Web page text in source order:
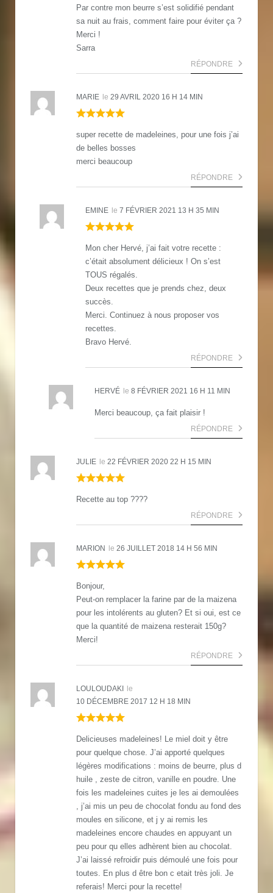
Par contre mon beurre s’est solidifié pendant
sa nuit au frais, comment faire pour éviter ça ?
Merci !
Sarra
RÉPONDRE
MARIE le 29 AVRIL 2020 16 H 14 MIN
super recette de madeleines, pour une fois j’ai
de belles bosses
merci beaucoup
RÉPONDRE
EMINE le 7 FÉVRIER 2021 13 H 35 MIN
Mon cher Hervé, j’ai fait votre recette :
c’était absolument délicieux ! On s’est
TOUS régalés.
Deux recettes que je prends chez, deux
succès.
Merci. Continuez à nous proposer vos
recettes.
Bravo Hervé.
RÉPONDRE
HERVÉ le 8 FÉVRIER 2021 16 H 11 MIN
Merci beaucoup, ça fait plaisir !
RÉPONDRE
JULIE le 22 FÉVRIER 2020 22 H 15 MIN
Recette au top ????
RÉPONDRE
MARION le 26 JUILLET 2018 14 H 56 MIN
Bonjour,
Peut-on remplacer la farine par de la maizena
pour les intolérents au gluten? Et si oui, est ce
que la quantité de maizena resterait 150g?
Merci!
RÉPONDRE
LOULOUDAKI
le
10 DÉCEMBRE 2017 12 H 18 MIN
Delicieuses madeleines! Le miel doit y être
pour quelque chose. J’ai apporté quelques
légères modifications : moins de beurre, plus d
huile , zeste de citron, vanille en poudre. Une
fois les madeleines cuites je les ai demoulées
, j’ai mis un peu de chocolat fondu au fond des
moules en silicone, et j y ai remis les
madeleines encore chaudes en appuyant un
peu pour qu elles adhèrent bien au chocolat.
J’ai laissé refroidir puis démoulé une fois pour
toutes. En plus d être bon c etait très joli. Je
referais! Merci pour la recette!